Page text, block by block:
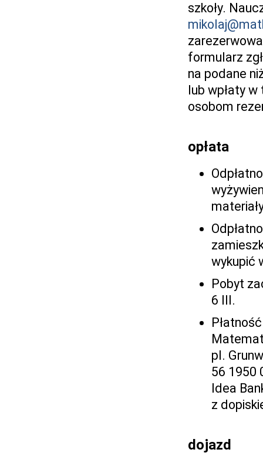
szkoły.
formularz
na podane
lub wpłaty
osobom
opłata
wykupić
Pobyt
6 III.
pl.
56 1950
Idea
z
dojazd